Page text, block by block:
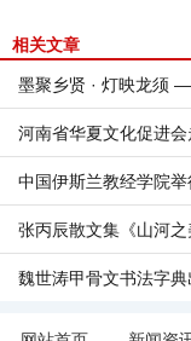
相关文章
墨聚乡贤 · 灯映龙须
庆元宵书画笔会走进洛
河南省华夏文化促进
送“福”活动
中国伊斯兰教经学院
画作品捐赠暨艺术交流
张丙辰散文集《山河
集》
魏世涛甲骨文书法字典